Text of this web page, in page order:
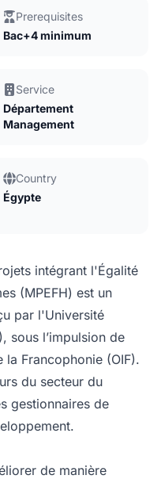
Prerequisites
Bac+4 minimum
Service
Département
Management
Country
Égypte
intégrant l'Égalité
(MPEFH) est un
par l'Université
sous l’impulsion de
la Francophonie (OIF).
du secteur du
gestionnaires de
de manière